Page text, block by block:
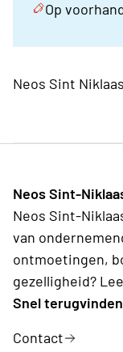
Op
Neos Sint Niklaas
Neos Sint-
Neos Sint-
van
ontmoetingen,
gezelligheid?
Snel terugvinden
Contact